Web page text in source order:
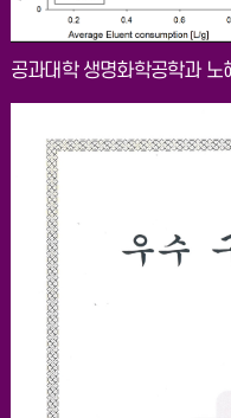
공과대학 생명화학공학과 노